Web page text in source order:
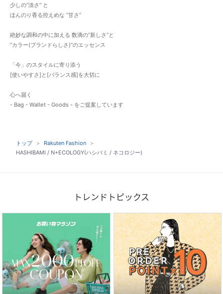
少しの”淡さ” と
ほんのり香る控えめな ”甘さ”
絶妙な調和の中に加える 数滴の”新しさ”と
”カラー(ブランドらしさ)”のエッセンス
「今」のスタイルに寄り添う
[使いやすさ]と[バランス感]を大切に
心へ届く
- Bag - Wallet - Goods - をご提案しています
トップ
Rakuten Fashion
HASHIBAMI / N+ECOLOGY(ハシバミ / ネコロジー)
トレンドトピックス